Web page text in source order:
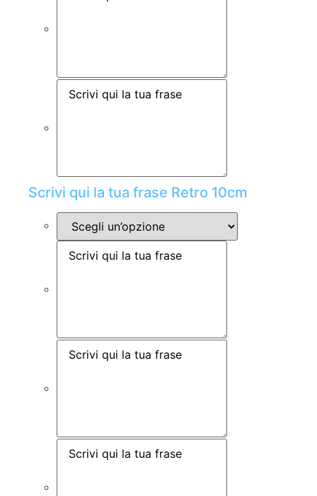
Scrivi qui la tua frase Retro 10cm